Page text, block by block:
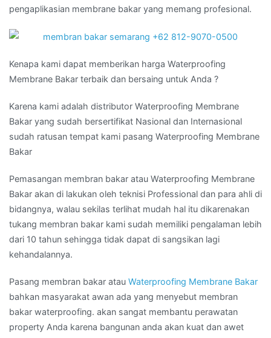
pengaplikasian membrane bakar yang memang profesional.
Kenapa kami dapat memberikan harga Waterproofing
Membrane Bakar terbaik dan bersaing untuk Anda ?
Karena kami adalah distributor Waterproofing Membrane
Bakar yang sudah bersertifikat Nasional dan Internasional
sudah ratusan tempat kami pasang Waterproofing Membrane
Bakar
Pemasangan membran bakar atau Waterproofing Membrane
Bakar akan di lakukan oleh teknisi Professional dan para ahli di
bidangnya, walau sekilas terlihat mudah hal itu dikarenakan
tukang membran bakar kami sudah memiliki pengalaman lebih
dari 10 tahun sehingga tidak dapat di sangsikan lagi
kehandalannya.
Pasang membran bakar atau Waterproofing Membrane Bakar
bahkan masyarakat awan ada yang menyebut membran
bakar waterproofing. akan sangat membantu perawatan
property Anda karena bangunan anda akan kuat dan awet